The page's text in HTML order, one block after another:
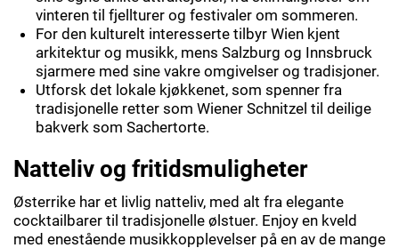
vinteren til fjellturer og festivaler om sommeren.
For den kulturelt interesserte tilbyr Wien kjent
arkitektur og musikk, mens Salzburg og Innsbruck
sjarmere med sine vakre omgivelser og tradisjoner.
Utforsk det lokale kjøkkenet, som spenner fra
tradisjonelle retter som Wiener Schnitzel til deilige
bakverk som Sachertorte.
Natteliv og fritidsmuligheter
Østerrike har et livlig natteliv, med alt fra elegante
cocktailbarer til tradisjonelle ølstuer. Enjoy en kveld
med enestående musikkopplevelser på en av de mange